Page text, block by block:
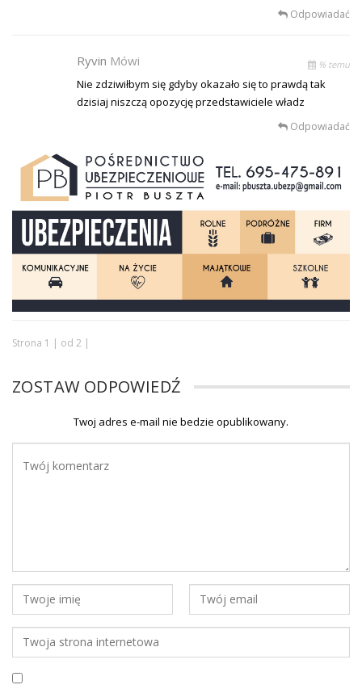
Odpowiadać
Ryvin Mówi % temu
Nie zdziwiłbym się gdyby okazało się to prawdą tak
dzisiaj niszczą opozycję przedstawiciele władz
Odpowiadać
Strona 1 | od 2 |
ZOSTAW ODPOWIEDŹ
Twoj adres e-mail nie bedzie opublikowany.